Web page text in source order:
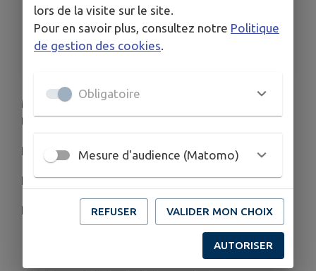
DATE
Le sam. 6 déc.
HORAIRES
Marché de Noël à la salle des fêtes avec une
trentaine d'artisans
Promenade à poney
Photo avec le Père Noël à partir de 13h45
Démonstration des associations de danses à
lors de la visite sur le site.
Pour en savoir plus, consultez notre Politique
de gestion des cookies
Obligatoire
Mesure d'audience (Matomo)
REFUSER VALIDER MON CHOIX
AUTORISER